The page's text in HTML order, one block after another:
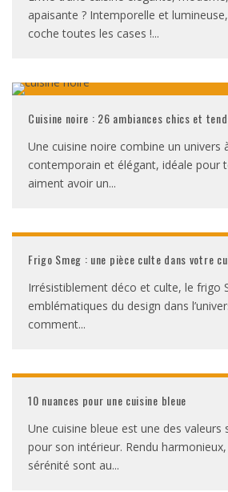
apaisante ? Intemporelle et
coche toutes les cases !...
Cuisine noire : 26 ambiances chics et
Une cuisine noire combine un univers
contemporain et élégant, idéale pour
aiment avoir un...
Frigo Smeg : une pièce culte dans votre
Irrésistiblement déco et culte, le frigo
emblématiques du design dans
comment...
10 nuances pour une cuisine bleue
Une cuisine bleue est une des valeurs
pour son intérieur. Rendu
sérénité sont au...